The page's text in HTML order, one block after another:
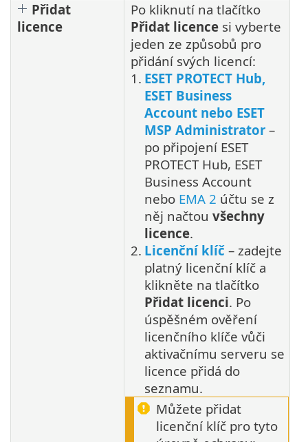
Přidat
licence
Po kliknutí na tlačítko
Přidat licence si vyberte
jeden ze způsobů pro
přidání svých licencí:
1. ESET PROTECT Hub,
ESET Business
Account nebo ESET
MSP Administrator –
po připojení ESET
PROTECT Hub, ESET
Business Account
nebo EMA 2 účtu se z
něj načtou všechny
licence.
2. Licenční klíč – zadejte
platný licenční klíč a
klikněte na tlačítko
Přidat licenci. Po
úspěšném ověření
licenčního klíče vůči
aktivačnímu serveru se
licence přidá do
seznamu.
Můžete přidat
licenční klíč pro tyto